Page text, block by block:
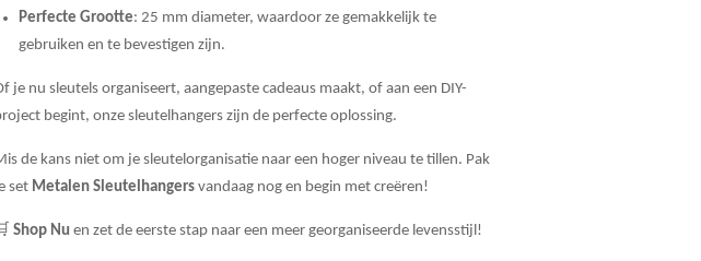
Perfecte Grootte: 25 mm diameter, waardoor ze gemakkelijk te
gebruiken en te bevestigen zijn.
je nu sleutels organiseert, aangepaste cadeaus maakt, of aan een DIY-
begint, onze sleutelhangers zijn de perfecte oplossing.
de kans niet om je sleutelorganisatie naar een hoger niveau te tillen. Pak
set Metalen Sleutelhangers vandaag nog en begin met creëren!
Shop Nu en zet de eerste stap naar een meer georganiseerde levensstijl!